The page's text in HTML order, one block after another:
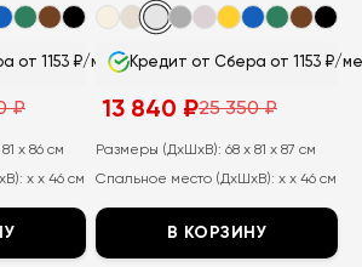
от 1153 ₽/мес
₽
x 86 см
x x 46 см
Кредит от Сбера от 1153 ₽/
25 350₽
Первоначальная
составляла
350
13 840 ₽
Текущая
13
₽.
Размеры (ДхШхВ): 68 x 81 x 87 см
Спальное место (ДхШхВ): x x 46 см
В КОРЗИНУ